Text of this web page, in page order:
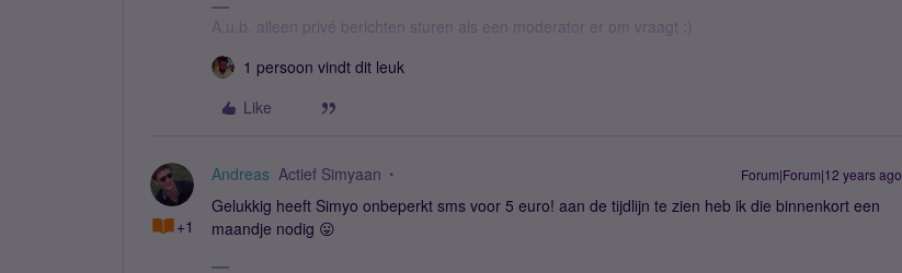
A.u.b. alleen privé berichten sturen als een moderator er om vraagt :)
1 persoon vindt dit leuk
Like
+1
Andreas Actief Simyaan Forum|Forum|12 years ago
Gelukkig heeft Simyo onbeperkt sms voor 5 euro! aan de tijdlijn te zien heb ik die binnenkort een
maandje nodig 😛